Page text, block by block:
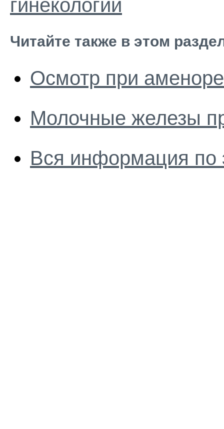
гинекологии
Читайте также в этом
Осмотр при
Молочные железы
Вся информация по